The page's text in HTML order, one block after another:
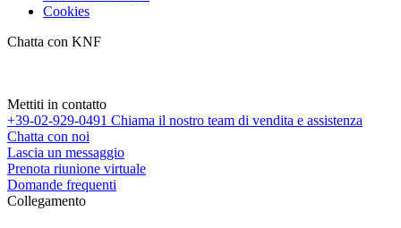
Cookies
Chatta con KNF
Mettiti in contatto
+39-02-929-0491 Chiama il nostro team di vendita e assistenza
Chatta con noi
Lascia un messaggio
Prenota riunione virtuale
Domande frequenti
Collegamento